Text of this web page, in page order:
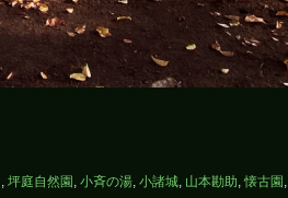
, 坪庭自然園 , 小斉の湯, 小諸城, 山本勘助,懐古園 ,